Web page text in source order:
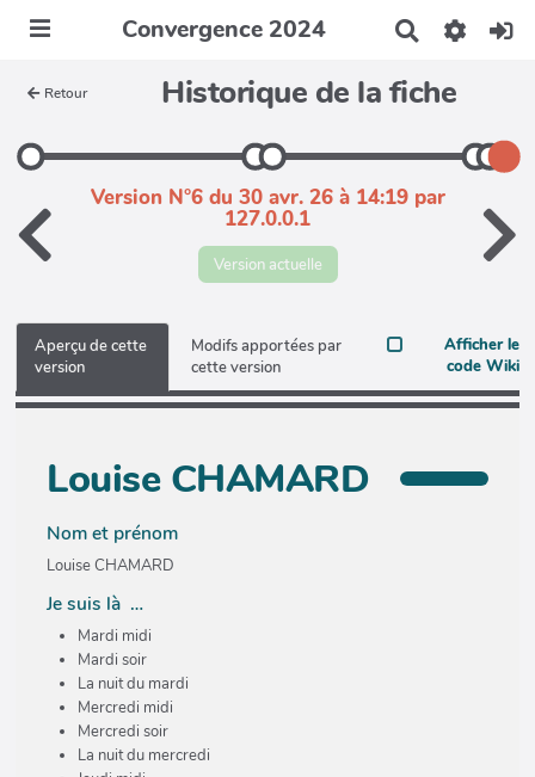
Convergence 2024
h
c
e
Retour Historique de la fiche
Version N°6 du 30 avr. 26 à 14:19 par
127.0.0.1
Version actuelle
Aperçu de cette
version
Modifs apportées par
cette version
Afficher le
code Wiki
Louise CHAMARD
Nom et prénom
Louise CHAMARD
Je suis là …
Mardi midi
Mardi soir
La nuit du mardi
Mercredi midi
Mercredi soir
La nuit du mercredi